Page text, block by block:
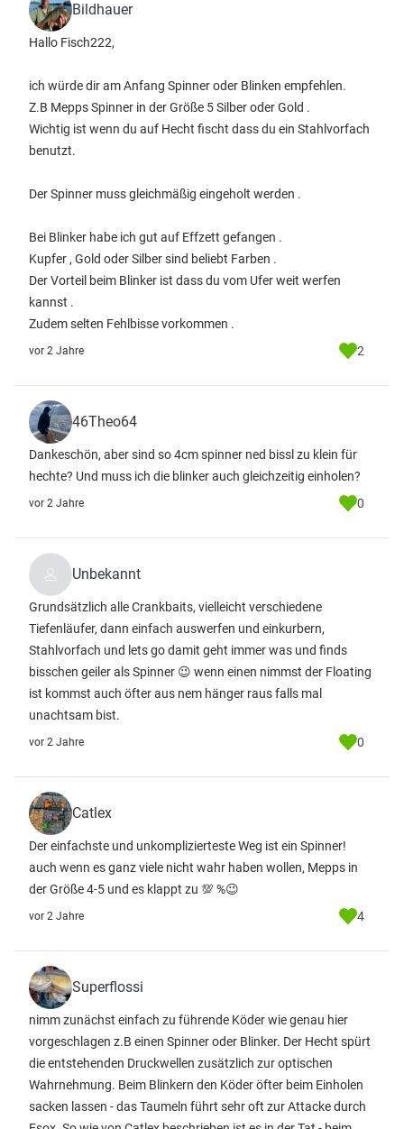
Bildhauer
Hallo Fisch222,
ich würde dir am Anfang Spinner oder Blinken empfehlen.
Z.B Mepps Spinner in der Größe 5 Silber oder Gold .
Wichtig ist wenn du auf Hecht fischt dass du ein Stahlvorfach
benutzt.
Der Spinner muss gleichmäßig eingeholt werden .
Bei Blinker habe ich gut auf Effzett gefangen .
Kupfer , Gold oder Silber sind beliebt Farben .
Der Vorteil beim Blinker ist dass du vom Ufer weit werfen
kannst .
Zudem selten Fehlbisse vorkommen .
vor 2 Jahre 2
46Theo64
Dankeschön, aber sind so 4cm spinner ned bissl zu klein für
hechte? Und muss ich die blinker auch gleichzeitig einholen?
vor 2 Jahre 0
Unbekannt
Grundsätzlich alle Crankbaits, vielleicht verschiedene
Tiefenläufer, dann einfach auswerfen und einkurbern,
Stahlvorfach und lets go damit geht immer was und finds
bisschen geiler als Spinner 😉 wenn einen nimmst der Floating
ist kommst auch öfter aus nem hänger raus falls mal
unachtsam bist.
vor 2 Jahre 0
Catlex
Der einfachste und unkomplizierteste Weg ist ein Spinner!
auch wenn es ganz viele nicht wahr haben wollen, Mepps in
der Größe 4-5 und es klappt zu 💯 %😉
vor 2 Jahre 4
Superflossi
nimm zunächst einfach zu führende Köder wie genau hier
vorgeschlagen z.B einen Spinner oder Blinker. Der Hecht spürt
die entstehenden Druckwellen zusätzlich zur optischen
Wahrnehmung. Beim Blinkern den Köder öfter beim Einholen
sacken lassen - das Taumeln führt sehr oft zur Attacke durch